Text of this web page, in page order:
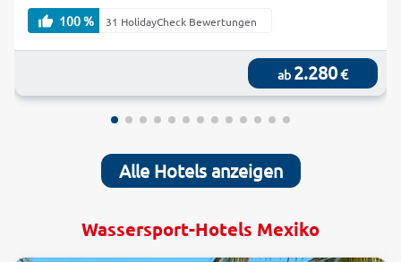
100 %
31 HolidayCheck Bewertungen
ab 2.280€
Alle Hotels anzeigen
Wassersport-Hotels Mexiko